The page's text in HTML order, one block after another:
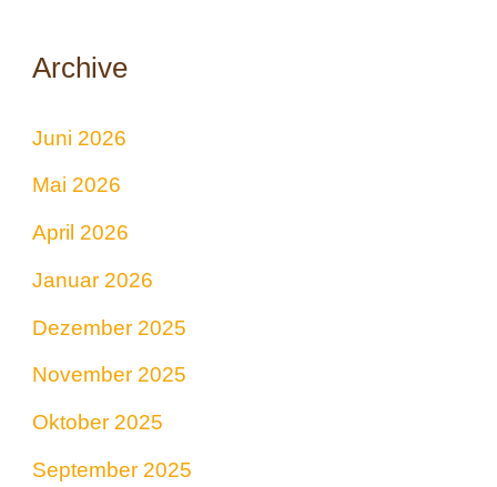
Archive
Juni 2026
Mai 2026
April 2026
Januar 2026
Dezember 2025
November 2025
Oktober 2025
September 2025